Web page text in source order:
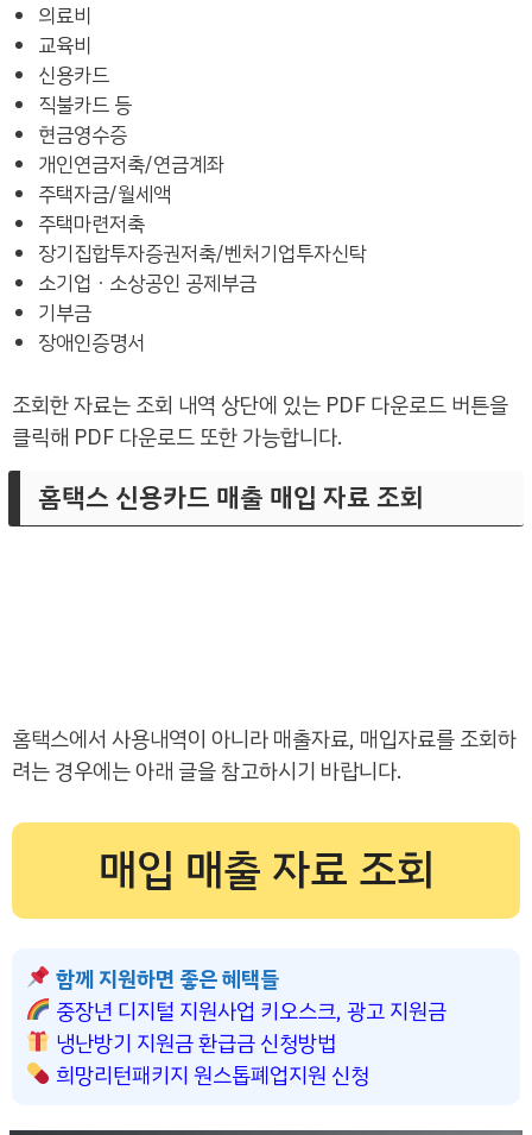
의료비
교육비
신용카드
직불카드 등
현금영수증
개인연금저축/연금계좌
주택자금/월세액
주택마련저축
장기집합투자증권저축/벤처기업투자신탁
소기업ㆍ소상공인 공제부금
기부금
장애인증명서
조회한 자료는 조회 내역 상단에 있는 PDF 다운로드 버튼을
클릭해 PDF 다운로드 또한 가능합니다.
홈택스 신용카드 매출 매입 자료 조회
홈택스에서 사용내역이 아니라 매출자료, 매입자료를 조회하
려는 경우에는 아래 글을 참고하시기 바랍니다.
매입 매출 자료 조회
함께 지원하면 좋은 혜택들
중장년 디지털 지원사업 키오스크, 광고 지원금
냉난방기 지원금 환급금 신청방법
희망리턴패키지 원스톱폐업지원 신청